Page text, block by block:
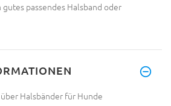
passendes Halsband oder
Halsbänder für Hunde